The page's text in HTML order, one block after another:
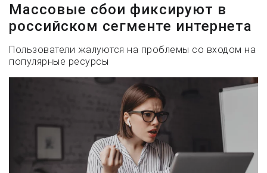
Массовые сбои фиксируют в
российском сегменте интернета
Пользователи жалуются на проблемы со входом на
популярные ресурсы